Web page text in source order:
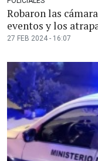
Robaron las
eventos y los
27 FEB 2024 - 16:07